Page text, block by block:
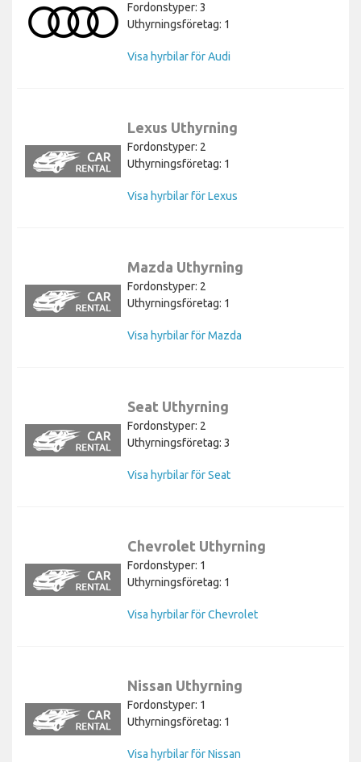
Fordonstyper: 3
Uthyrningsföretag: 1
Visa hyrbilar för Audi
Lexus Uthyrning
Fordonstyper: 2
Uthyrningsföretag: 1
Visa hyrbilar för Lexus
Mazda Uthyrning
Fordonstyper: 2
Uthyrningsföretag: 1
Visa hyrbilar för Mazda
Seat Uthyrning
Fordonstyper: 2
Uthyrningsföretag: 3
Visa hyrbilar för Seat
Chevrolet Uthyrning
Fordonstyper: 1
Uthyrningsföretag: 1
Visa hyrbilar för Chevrolet
Nissan Uthyrning
Fordonstyper: 1
Uthyrningsföretag: 1
Visa hyrbilar för Nissan